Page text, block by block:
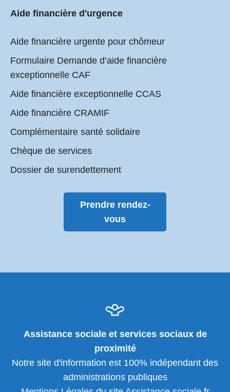
Aide financière d'urgence
Aide financière urgente pour chômeur
Formulaire Demande d’aide financière
exceptionnelle CAF
Aide financière exceptionnelle CCAS
Aide financière CRAMIF
Complémentaire santé solidaire
Chèque de services
Dossier de surendettement
Prendre rendez-
vous
Assistance sociale et services sociaux de
proximité
Notre site d'information est 100% indépendant des
administrations publiques